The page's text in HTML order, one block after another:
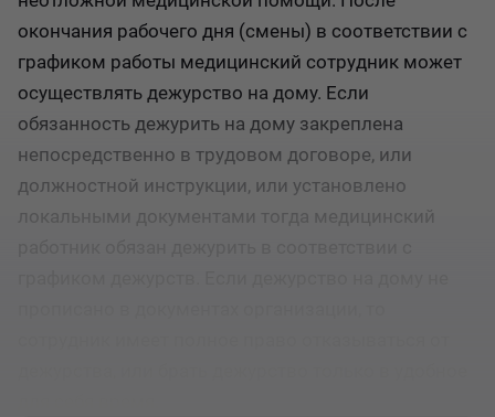
окончания рабочего дня (смены) в соответствии с
графиком работы медицинский сотрудник может
осуществлять дежурство на дому. Если
обязанность дежурить на дому закреплена
непосредственно в трудовом договоре, или
должностной инструкции, или установлено
локальными документами тогда медицинский